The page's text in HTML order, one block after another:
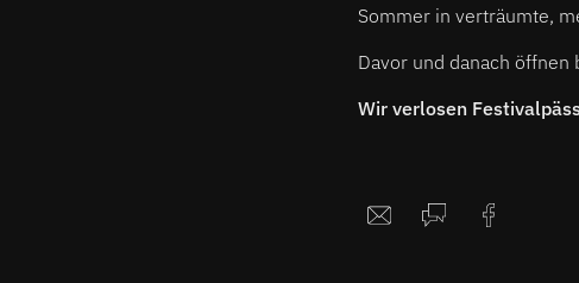
Sommer in verträumte,
Davor und danach
Wir verlosen